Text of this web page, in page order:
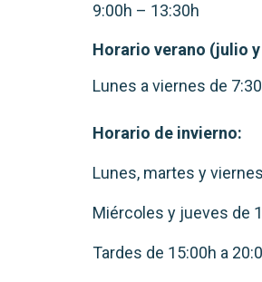
9:00h – 13:30h
Horario verano (julio
Lunes a viernes de
Horario de invierno:
Lunes, martes y
Miércoles y jueves de
Tardes de 15:00h a